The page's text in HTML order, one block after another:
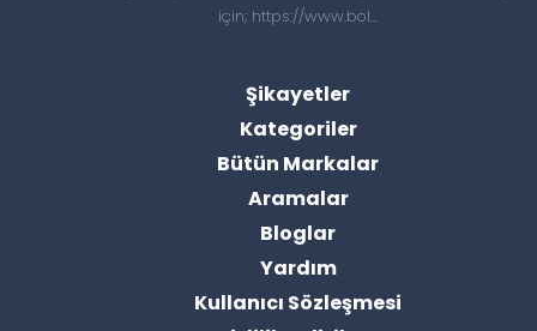
için; https://www.bol...
Şikayetler
Kategoriler
Bütün Markalar
Aramalar
Bloglar
Yardım
Kullanıcı Sözleşmesi